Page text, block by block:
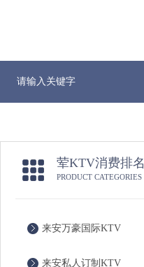
荤KTV消费排名
PRODUCT CATEGORIES
来安万豪国际KTV
来安私人订制KTV